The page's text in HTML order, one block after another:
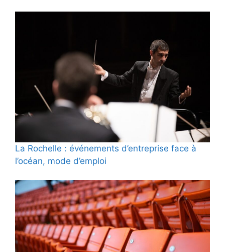
La Rochelle : événements d’entreprise face à
l’océan, mode d’emploi